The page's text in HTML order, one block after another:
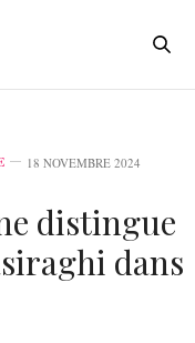
18 NOVEMBRE 2024
distingue
dans